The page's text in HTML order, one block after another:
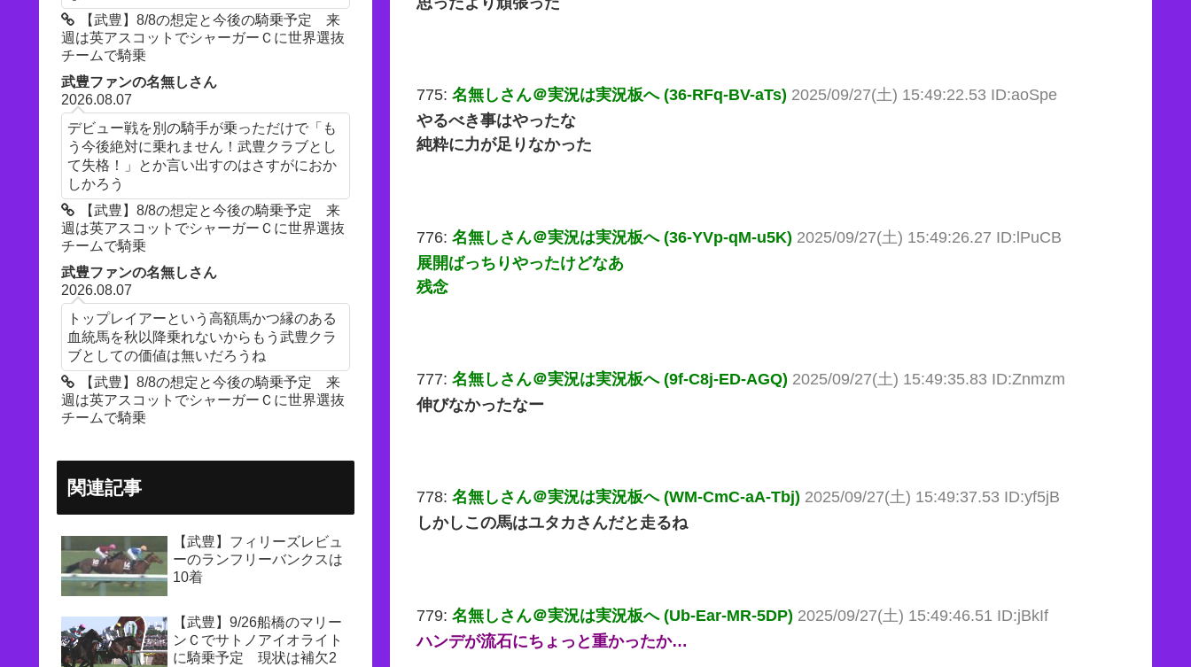
775: 名無しさん＠実況は実況板へ (36-RFq-BV-aTs) 2025/09/27(土) 15:49:22.53 ID:aoSpe
やるべき事はやったな
純粋に力が足りなかった
776: 名無しさん＠実況は実況板へ (36-YVp-qM-u5K) 2025/09/27(土) 15:49:26.27 ID:lPuCB
展開ばっちりやったけどなあ
残念
777: 名無しさん＠実況は実況板へ (9f-C8j-ED-AGQ) 2025/09/27(土) 15:49:35.83 ID:Znmzm
伸びなかったなー
778: 名無しさん＠実況は実況板へ (WM-CmC-aA-Tbj) 2025/09/27(土) 15:49:37.53 ID:yf5jB
しかしこの馬はユタカさんだと走るね
779: 名無しさん＠実況は実況板へ (Ub-Ear-MR-5DP) 2025/09/27(土) 15:49:46.51 ID:jBkIf
ハンデが流石にちょっと重かったか…
【武豊】8/8の想定と今後の騎乗予定 来
週は英アスコットでシャーガーＣに世界選抜
チームで騎乗
武豊ファンの名無しさん
2026.08.07
デビュー戦を別の騎手が乗っただけで「も
う今後絶対に乗れません！武豊クラブとし
て失格！」とか言い出すのはさすがにおか
しかろう
【武豊】8/8の想定と今後の騎乗予定 来
週は英アスコットでシャーガーＣに世界選抜
チームで騎乗
武豊ファンの名無しさん
2026.08.07
トップレイアーという高額馬かつ縁のある
血統馬を秋以降乗れないからもう武豊クラ
ブとしての価値は無いだろうね
【武豊】8/8の想定と今後の騎乗予定 来
週は英アスコットでシャーガーＣに世界選抜
チームで騎乗
関連記事
【武豊】フィリーズレビュ
ーのランフリーバンクスは
10着
【武豊】9/26船橋のマリー
ンＣでサトノアイオライト
に騎乗予定 現状は補欠2